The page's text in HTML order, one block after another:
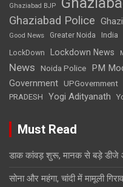
Ghaziabad BJP
Ghaziabad Police
Good News Greater Noida India
LockDown Lockdown News
News
Noida Police PM
Government UPGovernment
PRADESH
Yogi Adityanath
Must Read
डाक कांवड़ शुरू, मानक से बड़े डीजे
सोना और महंगा, चांदी में मामूली